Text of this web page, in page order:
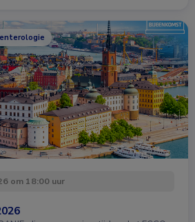
om 18:00 uur